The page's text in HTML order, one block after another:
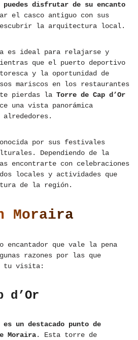
puedes disfrutar de su encanto
el casco antiguo con sus
la arquitectura local.
es ideal para relajarse y
que el puerto deportivo
y la oportunidad de
mariscos en los restaurantes
te pierdas la Torre de Cap d’Or
una vista panorámica
por sus festivales
Dependiendo de la
encontrarte con celebraciones
locales y actividades que
de la región.
Moraira
encantador que vale la pena
razones por las que
tu visita:
d’Or
es un destacado punto de
Moraira. Esta torre de